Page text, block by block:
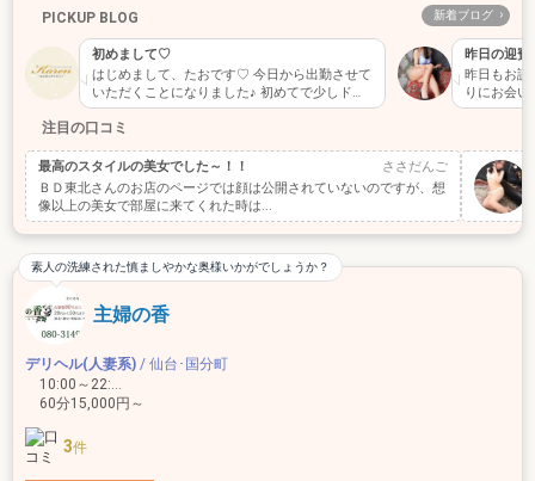
PICKUP BLOG 新着ブログ
初めまして♡
はじめまして、たおです♡ 今日から出勤させて
いただくことになりました♪ 初めてで少しドキ
ドキしてるけど、 これからい…
昨日の迎賓
昨日もお誘
りにお会
ぱいでき
注目の口コミ
最高のスタイルの美女でした～！！
ささだんご
ＢＤ東北さんのお店のページでは顔は公開されていないのですが、想
像以上の美女で部屋に来てくれた時は...
主婦の香
デリヘル(人妻系) / 仙台･国分町
10:00～22:00
60分15,000円～
3件
素人の洗練された慎ましやかな奥様いかがでしょうか？